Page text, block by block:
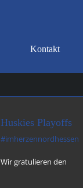
Kontakt
Huskies Playoffs
#imherzennordhessen
Wir gratulieren den